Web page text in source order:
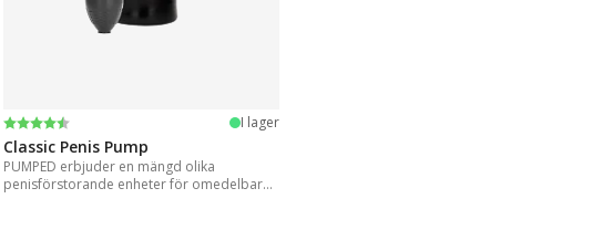
Betyg:
4.3 utav 5 stjärnor I lager
Classic Penis Pump
PUMPED erbjuder en mängd olika
penisförstorande enheter för omedelbara